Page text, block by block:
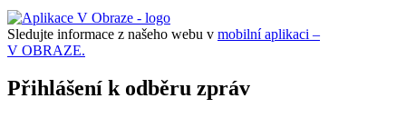
Sledujte informace z našeho webu v mobilní aplikaci –
V OBRAZE.
Přihlášení k odběru zpráv